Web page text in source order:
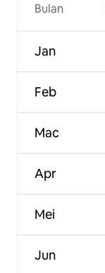
Bulan
Jan
Feb
Mac
Apr
Mei
Jun